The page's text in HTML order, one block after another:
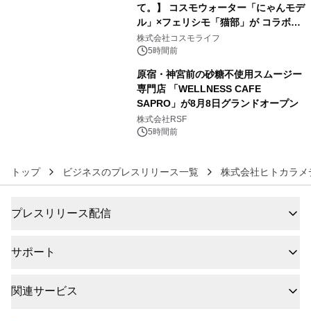
て。】 コスモウォーター「にゃんモデ
ル」×フェリシモ「猫部」が コラボキ
ャンペーンを実施
株式会社コスモライフ
5時間前
原宿・神宮前の砂糖不使用スムージー
専門店 「WELLNESS CAFE
SAPRO」が8月8日グランドオープン
株式会社RSF
5時間前
トップ ビジネスのプレスリリース一覧 株式会社ヒトカラメ
プレスリリース配信
サポート
関連サービス